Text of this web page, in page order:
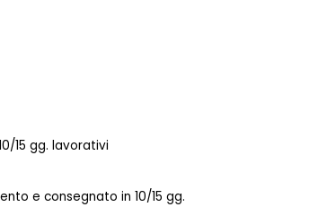
15 gg. lavorativi
e consegnato in 10/15 gg.